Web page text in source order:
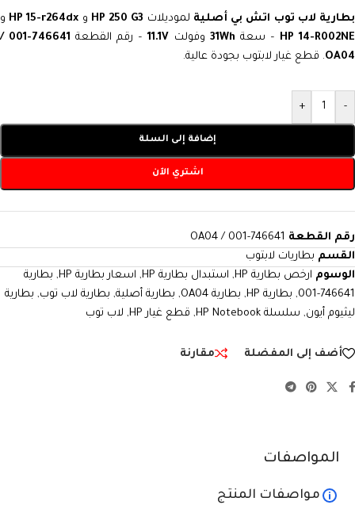
بطارية لاب توب اتش بي أصلية لموديلات HP 250 G3 و HP 15-r264dx و
HP 14-R002NE – سعة 31Wh وفولت 11.1V– رقم القطعة
746641-001 /
OA04. قطع غيار لابتوب بجودة عالية.
-
+
إضافة إلى السلة
اشتري الآن
رقم القطعة 746641-001 / OA04
القسم بطاريات لابتوب
الوسوم ارخص بطارية HP , استبدال بطارية HP , اسعار بطارية HP , بطارية
746641-001
, بطارية HP , بطارية OA04 , بطارية أصلية, بطارية لاب توب, بطارية
ليثيوم أيون, سلسلة HP Notebook , قطع غيار HP , لاب توب
أضف إلى المفضلة مقارنة
المواصفات
مواصفات المنتج